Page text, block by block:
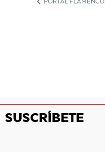
PORTAL FLAMENCO
SUSCRÍBETE